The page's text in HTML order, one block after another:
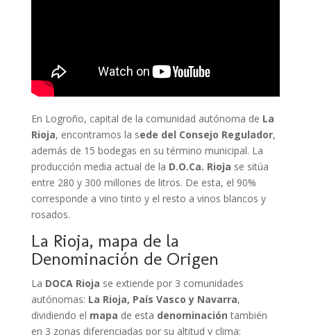
En Logroño, capital de la comunidad autónoma de La
Rioja, encontramos la sede del Consejo Regulador,
además de 15 bodegas en su término municipal. La
producción media actual de la D.O.Ca. Rioja se sitúa
entre 280 y 300 millones de litros. De esta, el 90%
corresponde a vino tinto y el resto a vinos blancos y
rosados.
La Rioja, mapa de la
Denominación de Origen
La DOCA Rioja se extiende por 3 comunidades
autónomas: La Rioja, País Vasco y Navarra,
dividiendo el mapa de esta denominación también
en 3 zonas diferenciadas por su altitud y clima: